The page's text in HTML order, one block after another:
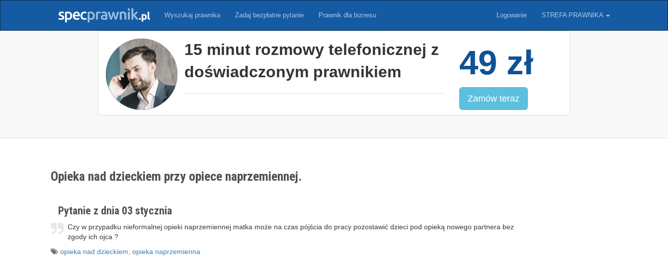
Wyszukaj prawnika Zadaj bezpłatne pytanie Prawnik dla biznesu Logowanie STREFA PRAWNIKA
15 minut rozmowy telefonicznej z
doświadczonym prawnikiem
49 zł
Zamów teraz
Opieka nad dzieckiem przy opiece naprzemiennej.
Pytanie z dnia 03 stycznia
Czy w przypadku nieformalnej opieki naprzemiennej matka może na czas pójścia do pracy pozostawić dzieci pod opieką nowego partnera bez
zgody ich ojca ?
opieka nad dzieckiem opieka naprzemienna